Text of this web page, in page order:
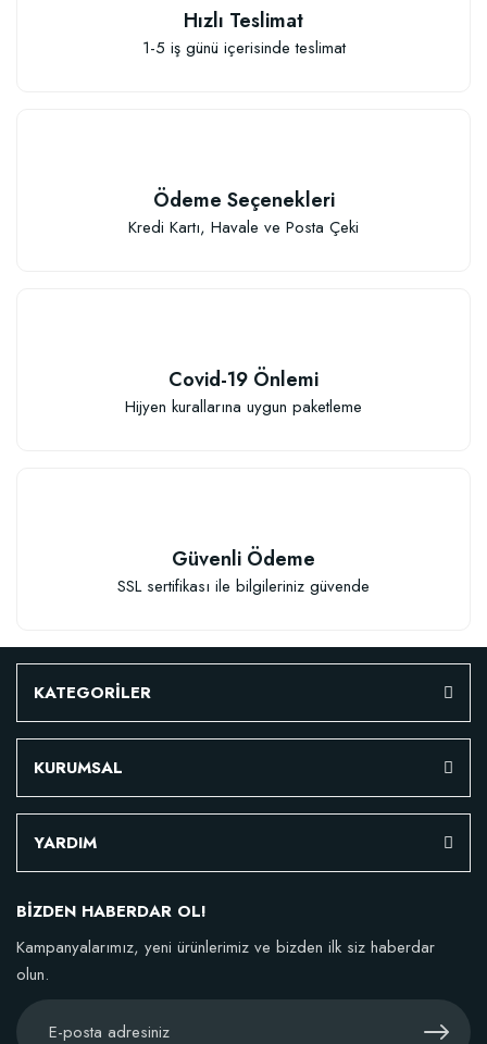
41,17 TL
23,17 TL
Stokta Yok
Hızlı Teslimat
1-5 iş günü içerisinde teslimat
Ödeme Seçenekleri
Kredi Kartı, Havale ve Posta Çeki
Covid-19 Önlemi
Hijyen kurallarına uygun paketleme
Güvenli Ödeme
SSL sertifikası ile bilgileriniz güvende
KATEGORİLER
KURUMSAL
YARDIM
BİZDEN HABERDAR OL!
Kampanyalarımız, yeni ürünlerimiz ve bizden ilk siz haberdar
olun.